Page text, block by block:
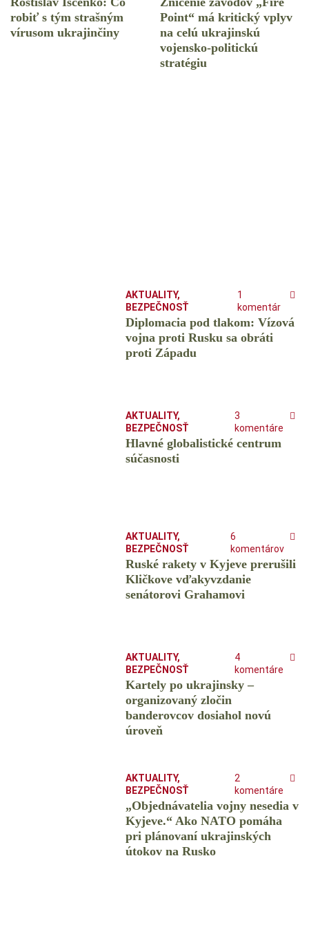
robiť s tým strašným
vírusom ukrajinčiny
Point“ má kritický vplyv
na celú ukrajinskú
vojensko-politickú
stratégiu
AKTUALITY,
BEZPEČNOSŤ
1
komentár
Diplomacia pod tlakom: Vízová
vojna proti Rusku sa obráti
proti Západu
AKTUALITY,
BEZPEČNOSŤ
3
komentáre
Hlavné globalistické centrum
súčasnosti
AKTUALITY,
BEZPEČNOSŤ
6
komentárov
Ruské rakety v Kyjeve prerušili
Kličkove vďakyvzdanie
senátorovi Grahamovi
AKTUALITY,
BEZPEČNOSŤ
4
komentáre
Kartely po ukrajinsky –
organizovaný zločin
banderovcov dosiahol novú
úroveň
AKTUALITY,
BEZPEČNOSŤ
2
komentáre
„Objednávatelia vojny nesedia v
Kyjeve.“ Ako NATO pomáha
pri plánovaní ukrajinských
útokov na Rusko